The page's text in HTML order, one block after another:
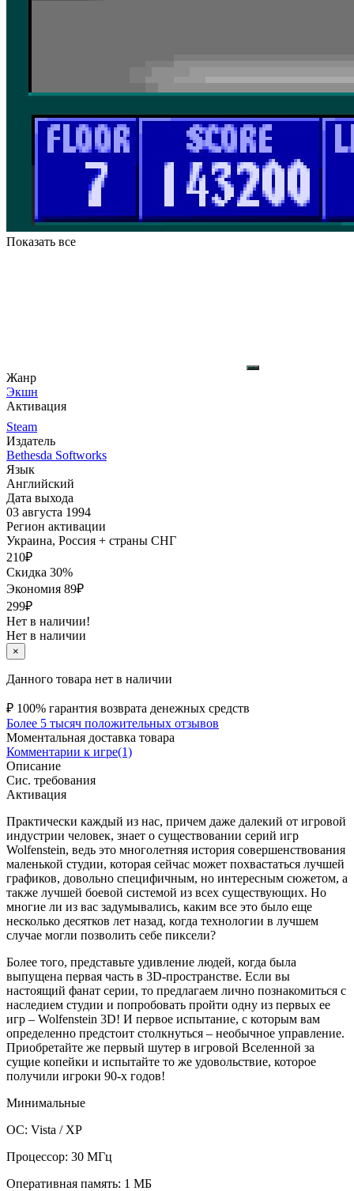
Показать все
Жанр
Экшн
Активация
Steam
Издатель
Bethesda Softworks
Язык
Английский
Дата выхода
03 августа 1994
Регион активации
Украина, Россия + страны СНГ
210₽
Скидка 30%
Экономия 89₽
299₽
Нет в наличии!
Нет в наличии
×
Данного товара нет в наличии
₽ 100% гарантия возврата денежных средств
Более 5 тысяч положительных отзывов
Моментальная доставка товара
Комментарии к игре(1)
Описание
Сис. требования
Активация
Практически каждый из нас, причем даже далекий от игровой
индустрии человек, знает о существовании серий игр
Wolfenstein, ведь это многолетняя история совершенствования
маленькой студии, которая сейчас может похвастаться лучшей
графиков, довольно специфичным, но интересным сюжетом, а
также лучшей боевой системой из всех существующих. Но
многие ли из вас задумывались, каким все это было еще
несколько десятков лет назад, когда технологии в лучшем
случае могли позволить себе пиксели?
Более того, представьте удивление людей, когда была
выпущена первая часть в 3D-пространстве. Если вы
настоящий фанат серии, то предлагаем лично познакомиться с
наследием студии и попробовать пройти одну из первых ее
игр – Wolfenstein 3D! И первое испытание, с которым вам
определенно предстоит столкнуться – необычное управление.
Приобретайте же первый шутер в игровой Вселенной за
сущие копейки и испытайте то же удовольствие, которое
получили игроки 90-х годов!
Минимальные
ОС: Vista / XP
Процессор: 30 МГц
Оперативная память: 1 МБ